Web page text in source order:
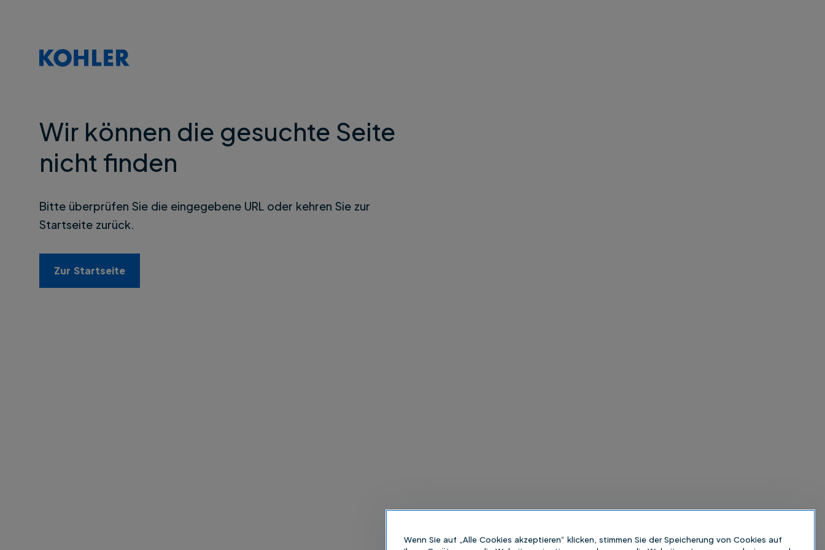
Wir können die gesuchte Seite
nicht finden
Bitte überprüfen Sie die eingegebene URL oder kehren Sie zur
Startseite zurück.
Zur Startseite
Wenn Sie auf „Alle Cookies akzeptieren“ klicken, stimmen Sie der Speicherung von Cookies auf